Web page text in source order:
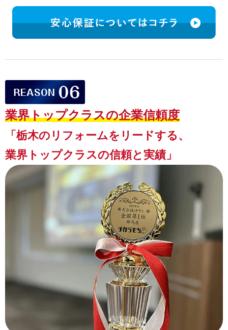
業界トップクラスの企業信頼度
「栃木のリフォームをリードする、
業界トップクラスの信頼と実績」